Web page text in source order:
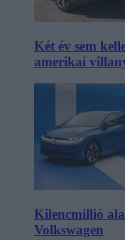
Két év sem
amerikai
Kilencmillió
Volkswagen